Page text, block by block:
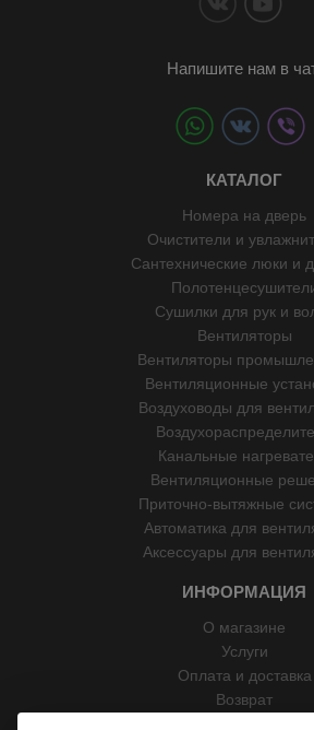
Напишите нам в
КАТАЛОГ
Номера на дверь
Очистители и
Сантехнические люки и
Сушилки для рук и
Вентиляторы
Вентиляторы
Вентиляционные
Воздуховоды для
Канальные
Вентиляционные
Приточно-вытяжные
Автоматика для
Аксессуары для
ИНФОРМАЦИЯ
О магазине
Услуги
Оплата и доставка
Возврат